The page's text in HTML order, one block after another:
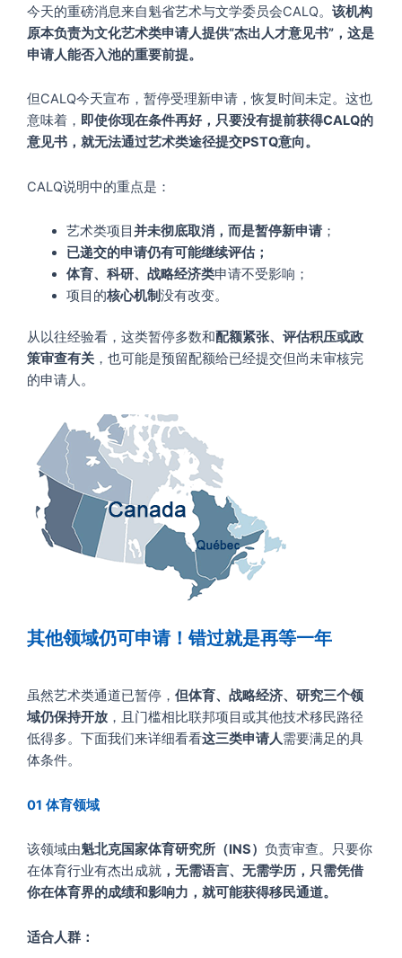
今天的重磅消息来自魁省艺术与文学委员会CALQ。 该机构
原本负责为文化艺术类申请人提供“杰出人才意见书”，这是
申请人能否入池的重要前提。
但CALQ今天宣布，暂停受理新申请，恢复时间未定。这也
意味着， 即使你现在条件再好，只要没有提前获得CALQ的
意见书，就无法通过艺术类途径提交PSTQ意向。
CALQ说明中的重点是：
艺术类项目并未彻底取消，而是暂停新申请；
已递交的申请仍有可能继续评估；
体育、科研、战略经济类申请不受影响；
项目的核心机制没有改变。
从以往经验看，这类暂停多数和配额紧张、评估积压或政
策审查有关 ，也可能是预留配额给已经提交但尚未审核完
的申请人。
其他领域仍可申请！错过就是再等一年
虽然艺术类通道已暂停， 但体育、战略经济、研究三个领
域仍保持开放 ，且门槛相比联邦项目或其他技术移民路径
低得多。下面我们来详细看看这三类申请人需要满足的具
体条件。
01 体育领域
该领域由魁北克国家体育研究所（INS） 负责审查。只要你
在体育行业有杰出成就 ，无需语言、无需学历，只需凭借
你在体育界的成绩和影响力，就可能获得移民通道。
适合人群：